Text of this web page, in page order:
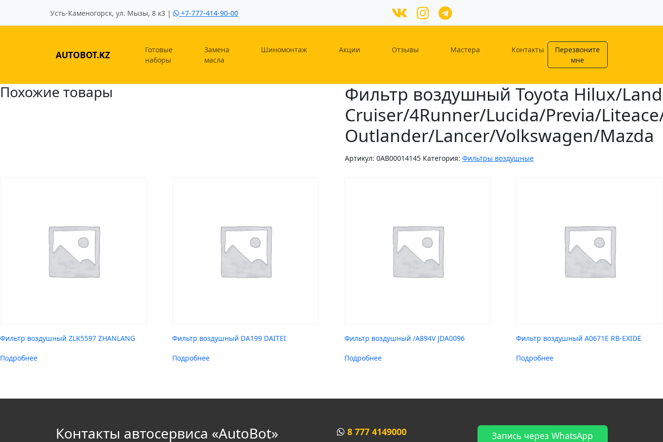
Усть-Каменогорск, ул. Мызы, 8 к3 | +7-777-414-90-00
AUTOBOT.KZ
Готовые
наборы
Замена
масла
Шиномонтаж Акции Отзывы Мастера Контакты
Перезвоните
мне
Фильтр воздушный Toyota Hilux/Land
Cruiser/4Runner/Lucida/Previa/
Outlander/Lancer/Volkswagen/Mazda
Артикул: 0AB00014145 Категория: Фильтры воздушные
Похожие товары
Фильтр воздушный ZLK5597 ZHANLANG
Подробнее
Фильтр воздушный DA199 DAITEI
Подробнее
Фильтр воздушный /A894V JDA0096
Подробнее
Фильтр воздушный A0671E RB-EXIDE
Подробнее
Контакты автосервиса «AutoBot» 8 777 4149000 Запись через WhatsApp